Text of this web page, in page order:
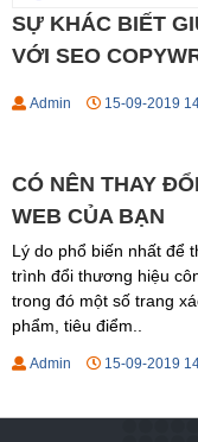
SỰ KHÁC BIẾT
VỚI SEO
Admin 15-09-2019
CÓ NÊN THAY
WEB CỦA BẠN
Lý do phổ biến nhất để
trình đổi thương hiệu
trong đó một số trang
phẩm, tiêu điểm..
Admin 15-09-2019